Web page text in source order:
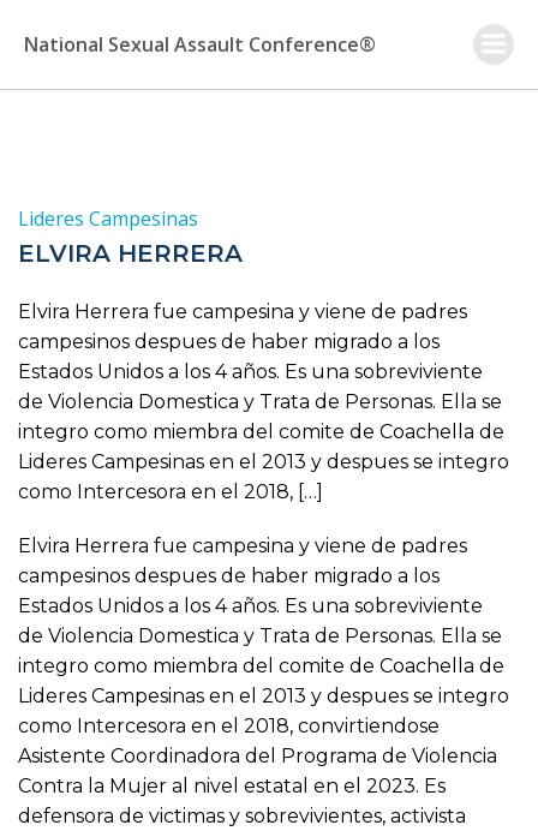
to
National Sexual Assault Conference®
Lideres Campesinas
ELVIRA HERRERA
Elvira Herrera fue campesina y viene de padres
campesinos despues de haber migrado a los
Estados Unidos a los 4 años. Es una sobreviviente
de Violencia Domestica y Trata de Personas. Ella se
integro como miembra del comite de Coachella de
Lideres Campesinas en el 2013 y despues se integro
como Intercesora en el 2018, […]
Elvira Herrera fue campesina y viene de padres
campesinos despues de haber migrado a los
Estados Unidos a los 4 años. Es una sobreviviente
de Violencia Domestica y Trata de Personas. Ella se
integro como miembra del comite de Coachella de
Lideres Campesinas en el 2013 y despues se integro
como Intercesora en el 2018, convirtiendose
Asistente Coordinadora del Programa de Violencia
Contra la Mujer al nivel estatal en el 2023. Es
defensora de victimas y sobrevivientes, activista